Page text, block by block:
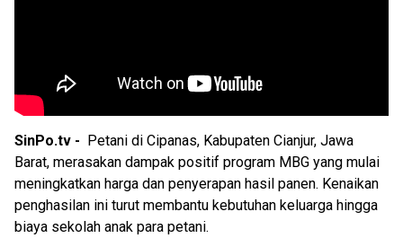
SinPo.tv -
Petani di Cipanas, Kabupaten Cianjur, Jawa
Barat, merasakan dampak positif program MBG yang mulai
meningkatkan harga dan penyerapan hasil panen. Kenaikan
penghasilan ini turut membantu kebutuhan keluarga hingga
biaya sekolah anak para petani.